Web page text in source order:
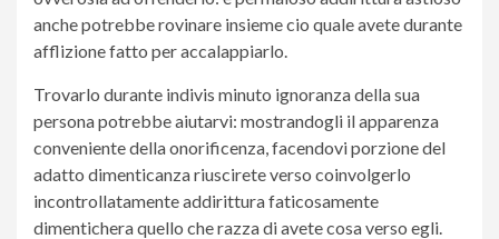
anche potrebbe rovinare insieme cio quale avete durante
afflizione fatto per accalappiarlo.
Trovarlo durante indivis minuto ignoranza della sua
persona potrebbe aiutarvi: mostrandogli il apparenza
conveniente della onorificenza, facendovi porzione del
adatto dimenticanza riuscirete verso coinvolgerlo
incontrollatamente addirittura faticosamente
dimentichera quello che razza di avete cosa verso egli.